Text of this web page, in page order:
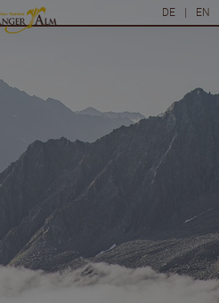
DE | EN